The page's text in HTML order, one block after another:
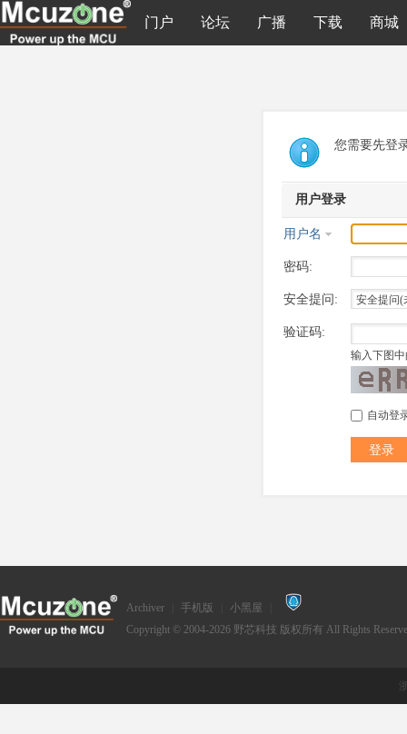
门户 论坛 广播 下载 商城
您需要先登
用户登录
用户名
密码:
安全提问:
验证码:
输入下图
自动登
登录
Archiver 手机版 小黑屋
Copyright © 2004-2026 野芯科技 版权所有 All Rights